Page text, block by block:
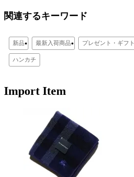
関連するキーワード
新品 最新入荷商品 プレゼント・ギフト
ハンカチ
Import Item